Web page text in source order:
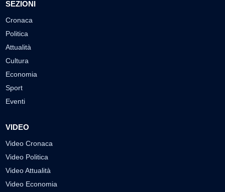
SEZIONI
Cronaca
Politica
Attualità
Cultura
Economia
Sport
Eventi
VIDEO
Video Cronaca
Video Politica
Video Attualità
Video Economia